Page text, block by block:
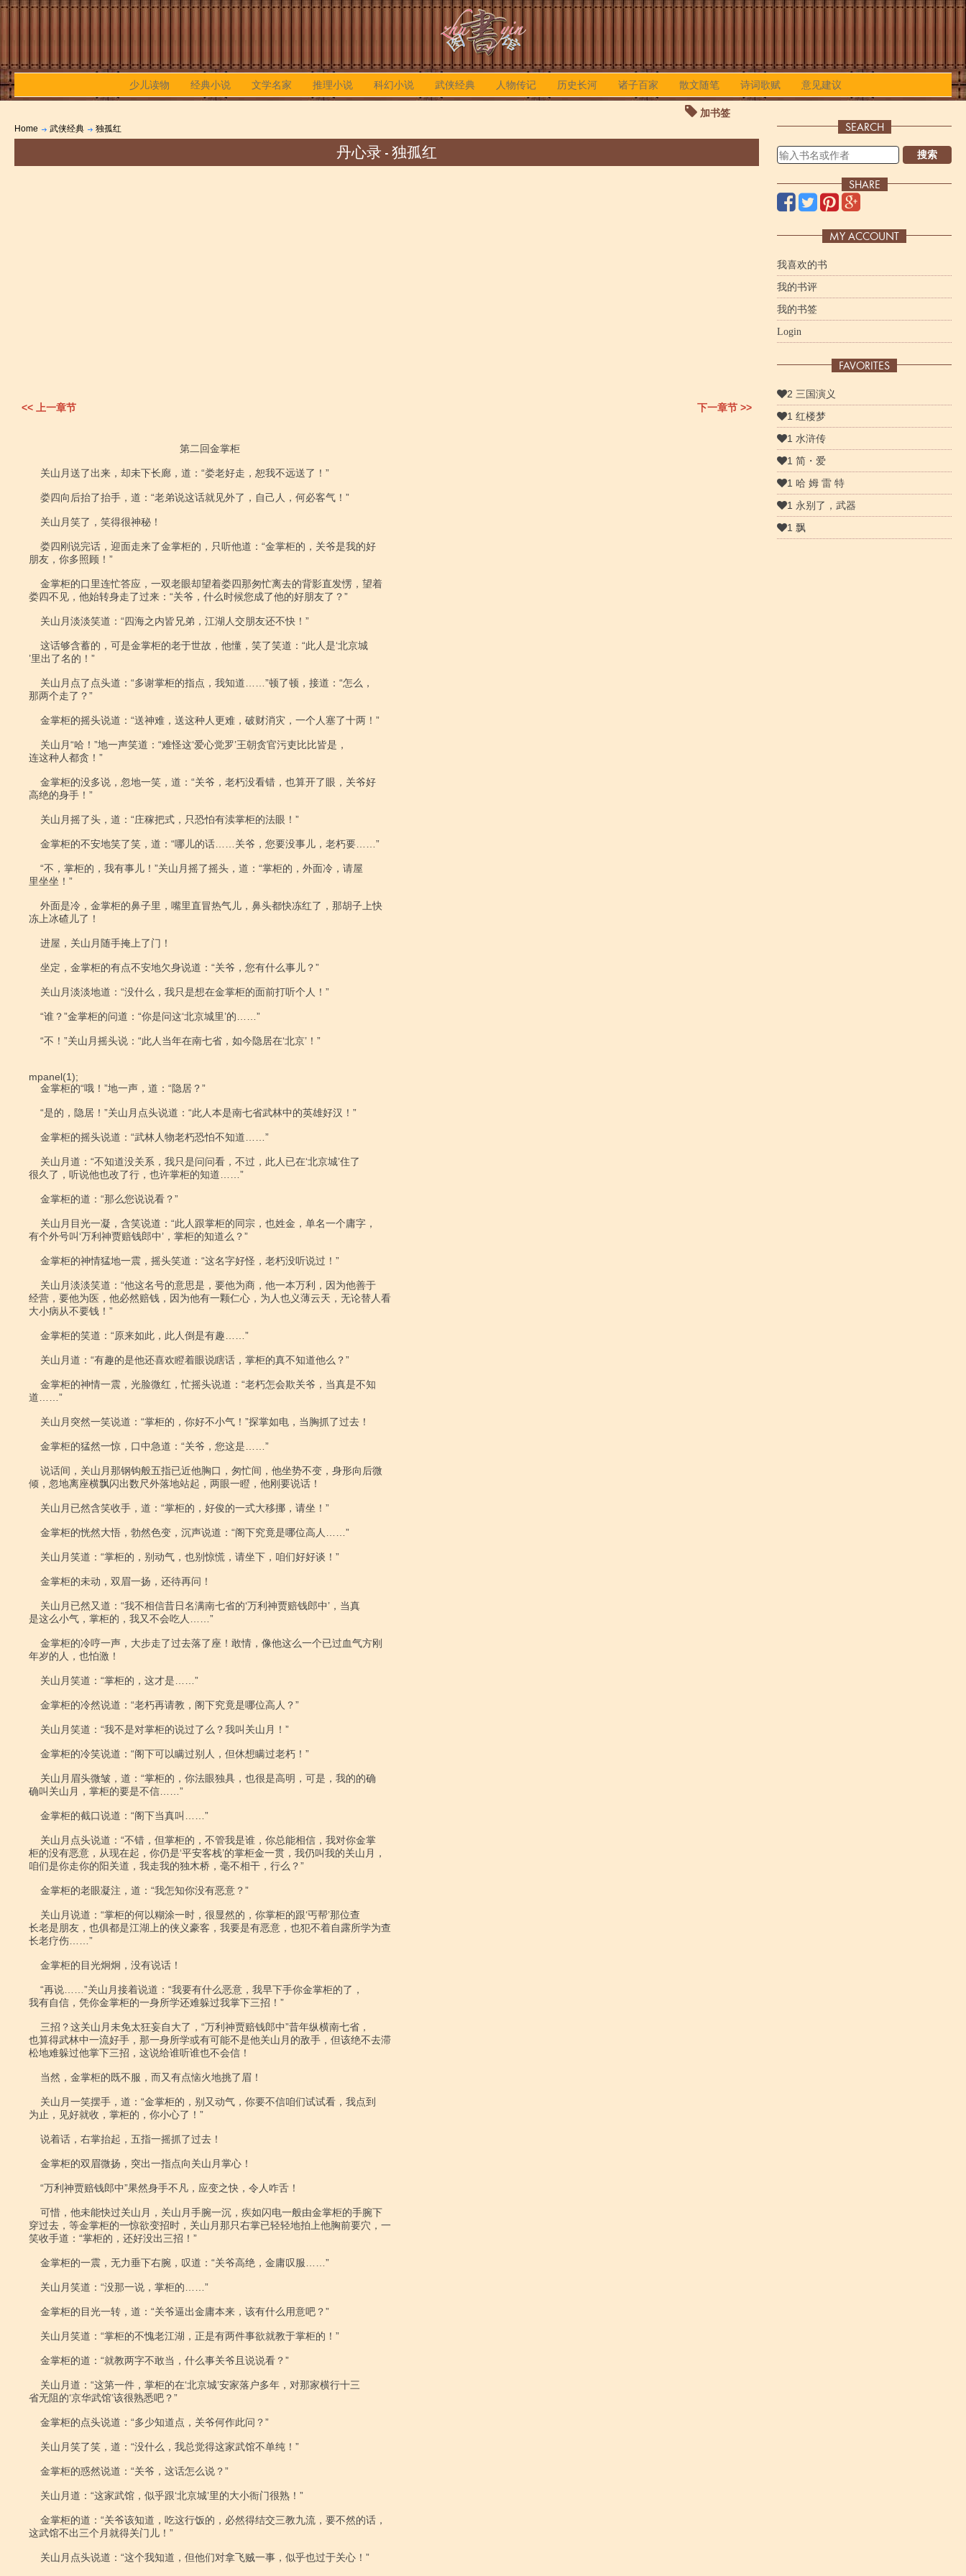
少儿读物 经典小说 文学名家 推理小说 科幻小说 武侠经典 人物传记 历史长河 诸子百家 散文随笔 诗词歌赋 意见建议
加书签
Home 武侠经典 独孤红
丹心录 - 独孤红
<< 上一章节 下一章节 >>
SEARCH
搜索
SHARE
MY ACCOUNT
我喜欢的书
我的书评
我的书签
Login
FAVORITES
2 三国演义
1 红楼梦
1 水浒传
1 简・爱
1 哈 姆 雷 特
1 永别了，武器
1 飘